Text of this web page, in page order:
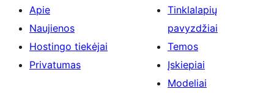
Apie
Naujienos
Hostingo tiekėjai
Privatumas
Tinklalapių
pavyzdžiai
Temos
Įskiepiai
Modeliai